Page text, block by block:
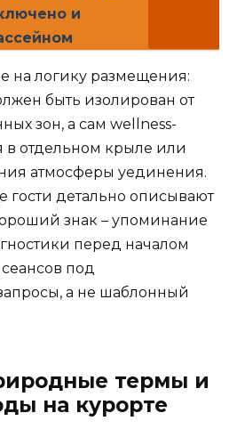
и
на логику размещения:
быть изолирован от
зон, а сам wellness-
в отдельном крыле или
атмосферы уединения.
гости детально описывают
знак – упоминание
перед началом
под
а не шаблонный
термы и
на курорте